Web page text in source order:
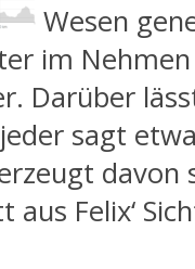
Wesen
im
Darüber
sagt
davon
Felix‘